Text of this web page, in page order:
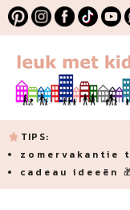
TIPS:
zomervakantie
cadeau ideeën